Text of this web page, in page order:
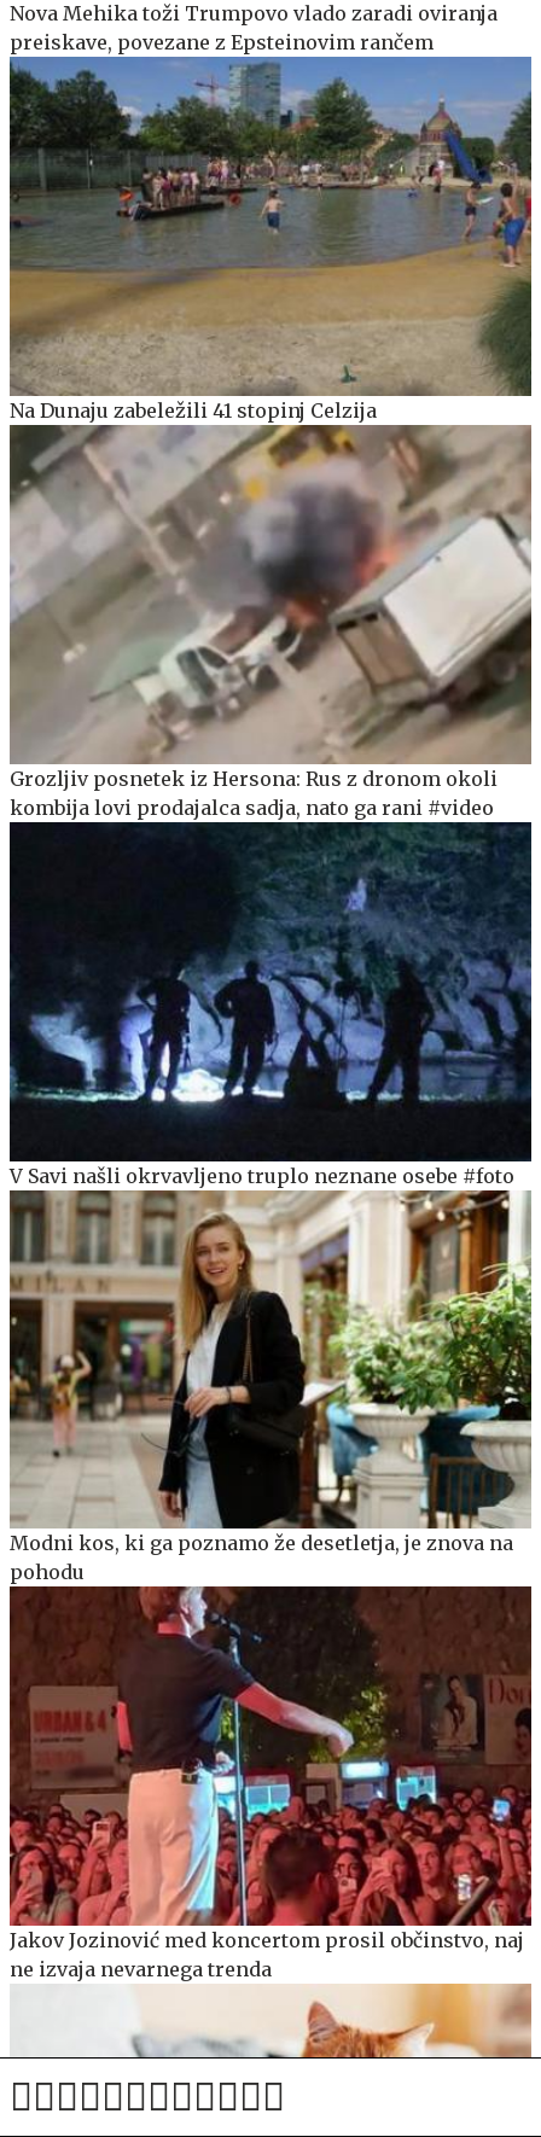
Nova Mehika toži Trumpovo vlado zaradi oviranja
preiskave, povezane z Epsteinovim rančem
Na Dunaju zabeležili 41 stopinj Celzija
Grozljiv posnetek iz Hersona: Rus z dronom okoli
kombija lovi prodajalca sadja, nato ga rani #video
V Savi našli okrvavljeno truplo neznane osebe #foto
Modni kos, ki ga poznamo že desetletja, je znova na
pohodu
Jakov Jozinović med koncertom prosil občinstvo, naj
ne izvaja nevarnega trenda